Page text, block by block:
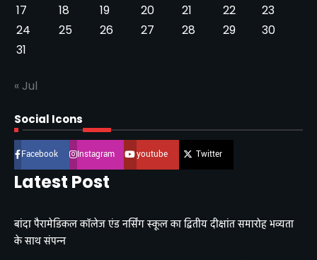
17
18 19 20 21 22
23
24
25 26 27 28 29
30
31
« Jul
Social Icons
Facebook Instagram youtube Twitter
Latest Post
बांदा पैरामेडिकल कॉलेज एंड नर्सिंग स्कूल का द्वितीय दीक्षांत समारोह भव्यता
के साथ संपन्न